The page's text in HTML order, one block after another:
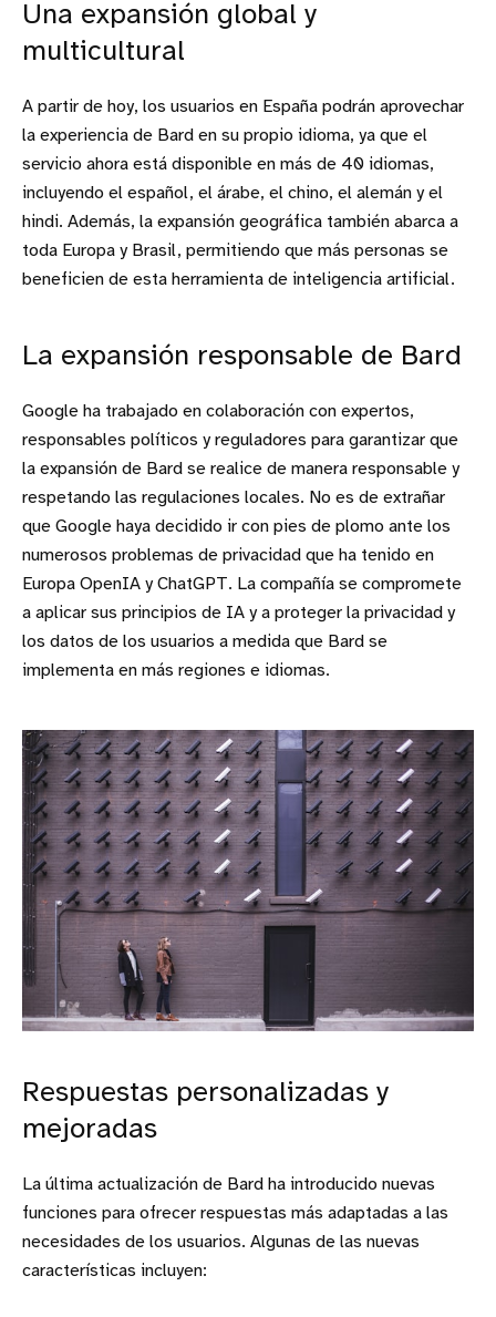
Una expansión global y
multicultural
A partir de hoy, los usuarios en España podrán aprovechar
la experiencia de Bard en su propio idioma, ya que el
servicio ahora está disponible en más de 40 idiomas,
incluyendo el español, el árabe, el chino, el alemán y el
hindi. Además, la expansión geográfica también abarca a
toda Europa y Brasil, permitiendo que más personas se
beneficien de esta herramienta de inteligencia artificial.
La expansión responsable de Bard
Google ha trabajado en colaboración con expertos,
responsables políticos y reguladores para garantizar que
la expansión de Bard se realice de manera responsable y
respetando las regulaciones locales. No es de extrañar
que Google haya decidido ir con pies de plomo ante los
numerosos problemas de privacidad que ha tenido en
Europa OpenIA y ChatGPT. La compañía se compromete
a aplicar sus principios de IA y a proteger la privacidad y
los datos de los usuarios a medida que Bard se
implementa en más regiones e idiomas.
Respuestas personalizadas y
mejoradas
La última actualización de Bard ha introducido nuevas
funciones para ofrecer respuestas más adaptadas a las
necesidades de los usuarios. Algunas de las nuevas
características incluyen: